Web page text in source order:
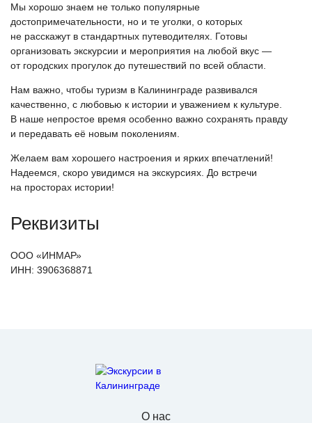
Мы хорошо знаем не только популярные
достопримечательности, но и те уголки, о которых
не расскажут в стандартных путеводителях. Готовы
организовать экскурсии и мероприятия на любой вкус —
от городских прогулок до путешествий по всей области.
Нам важно, чтобы туризм в Калининграде развивался
качественно, с любовью к истории и уважением к культуре.
В наше непростое время особенно важно сохранять правду
и передавать её новым поколениям.
Желаем вам хорошего настроения и ярких впечатлений!
Надеемся, скоро увидимся на экскурсиях. До встречи
на просторах истории!
Реквизиты
ООО «ИНМАР»
ИНН: 3906368871
О нас